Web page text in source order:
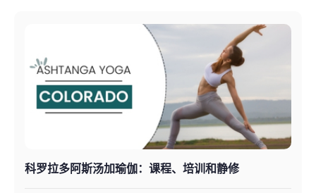
科罗拉多阿斯汤加瑜伽：课程、培训和静修